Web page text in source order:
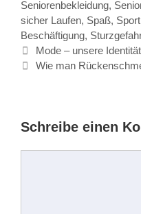
Seniorenbekleidung,
sicher Laufen, Spaß,
Beschäftigung, Sturzgefahr
Beitrags-
Navigation
Mode – unsere Identität
Wie man
Schreibe einen